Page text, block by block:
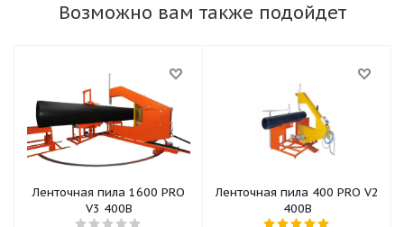
Возможно вам также подойдет
Ленточная пила 1600 PRO
V3 400В
Ленточная пила 400 PRO V2
400В